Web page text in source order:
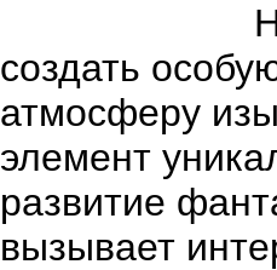
создать
атмосферу
элемент
развитие
вызывает